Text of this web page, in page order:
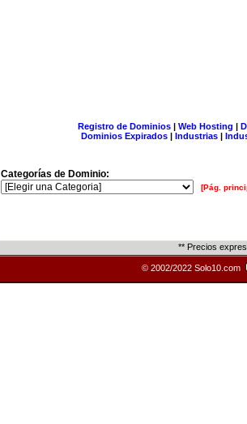
Registro de Dominios| Web Hosting |
Dominios Expirados | Industrias |
Categorías de Dominio:
[Pág.
** Precios
© 2002/2022 Solo10.com